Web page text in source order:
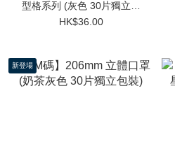
型格系列 (灰色 30片獨立包
裝)
HK$36.00
新登場